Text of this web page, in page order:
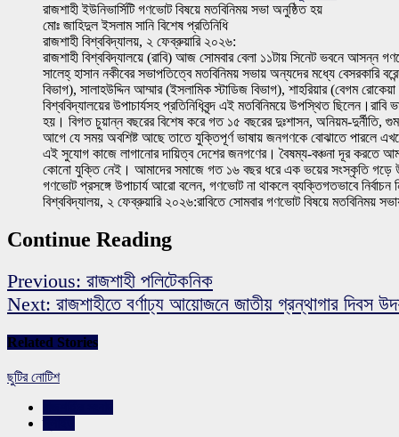
রাজশাহী ইউনিভার্সিটি গণভোট বিষয়ে মতবিনিময় সভা অনুষ্ঠিত হয়
মোঃ জাহিদুল ইসলাম সানি বিশেষ প্রতিনিধি
রাজশাহী বিশ্ববিদ্যালয়, ২ ফেব্রুয়ারি ২০২৬:
রাজশাহী বিশ্ববিদ্যালয়ে (রাবি) আজ সোমবার বেলা ১১টায় সিনেট ভবনে আসন্ন
সালেহ্ হাসান নকীবের সভাপতিত্বে মতবিনিময় সভায় অন্যদের মধ্যে বেসরকারি
বিভাগ), সালাহউদ্দিন আম্মার (ইসলামিক স্টাডিজ বিভাগ), শাহরিয়ার (বেগম
বিশ্ববিদ্যালয়ের উপাচার্যসহ প্রতিনিধিবৃন্দ এই মতবিনিময়ে উপস্থিত
হয়। বিগত চুয়ান্ন বছরের বিশেষ করে গত ১৫ বছরের দুঃশাসন, অনিয়ম-দুর্নীতি,
আগে যে সময় অবশিষ্ট আছে তাতে যুক্তিপূর্ণ ভাষায় জনগণকে বোঝাতে পারলে
এই সুযোগ কাজে লাগানোর দায়িত্ব দেশের জনগণের। বৈষম্য-বঞ্চনা দূর করতে
কোনো যুক্তি নেই। আমাদের সমাজে গত ১৬ বছর ধরে এক ভয়ের সংস্কৃতি গড়ে
গণভোট প্রসঙ্গে উপাচার্য আরো বলেন, গণভোট না থাকলে ব্যক্তিগতভাবে
বিশ্ববিদ্যালয়, ২ ফেব্রুয়ারি ২০২৬:রাবিতে সোমবার গণভোট বিষয়ে মতবিনিময়
Continue Reading
Previous: রাজশাহী পলিটেকনিক
Next: রাজশাহীতে বর্ণাঢ্য আয়োজনে জাতীয় গ্রন্থাগার দিবস
Related Stories
ছুটির নোটিশ